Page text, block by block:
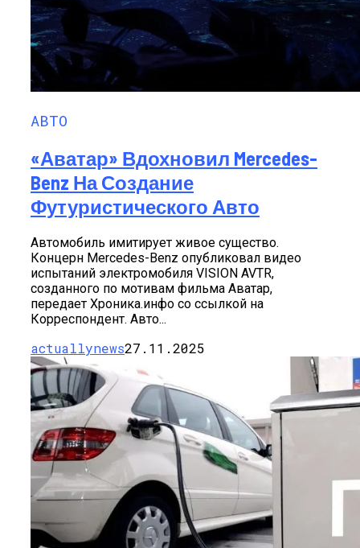
АВТО
«Аватар» Вдохновил Mercedes-
Benz На Создание
Футуристического Авто
Автомобиль имитирует живое существо.
Концерн Mercedes-Benz опубликовал видео
испытаний электромобиля VISION AVTR,
созданного по мотивам фильма Аватар,
передает Хроника.инфо со ссылкой на
Корреспондент. Авто...
actuallynews27.11.2025